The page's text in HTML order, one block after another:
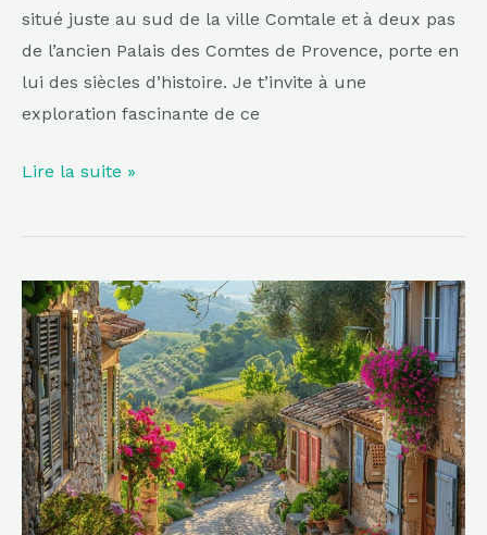
situé juste au sud de la ville Comtale et à deux pas
de l’ancien Palais des Comtes de Provence, porte en
lui des siècles d’histoire. Je t’invite à une
exploration fascinante de ce
Lire la suite »
Un
village
perché
en
Provence
qui
semble
figé